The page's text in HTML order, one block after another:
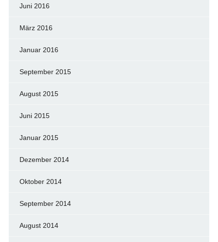
Juni 2016
März 2016
Januar 2016
September 2015
August 2015
Juni 2015
Januar 2015
Dezember 2014
Oktober 2014
September 2014
August 2014